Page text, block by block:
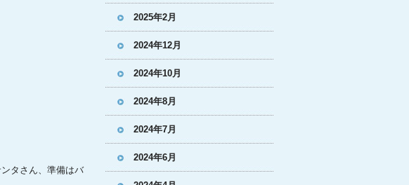
タさん、準備はバ
2025年2月
2024年12月
2024年10月
2024年8月
2024年7月
2024年6月